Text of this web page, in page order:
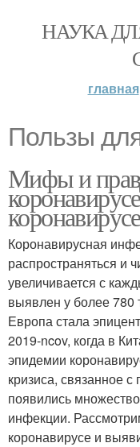
НАУКА
главная
Пользы
Мифы и
коронавирусе
Коронавирусная
распространяться и
увеличивается с
выявлен у более 780
Европа стала
2019-ncov, когда в
эпидемии
кризиса, связанное
появились
инфекции.
коронавирусе и